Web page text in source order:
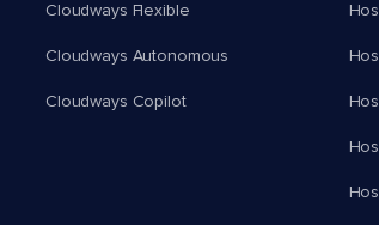
Cloudways Flexible
Cloudways Autonomous
Cloudways Copilot